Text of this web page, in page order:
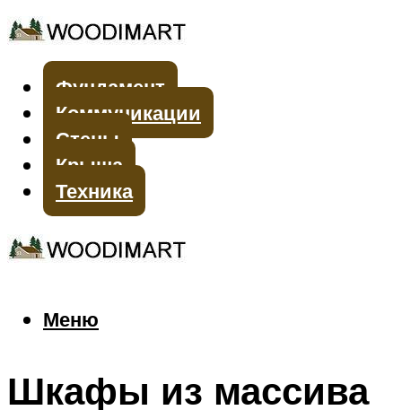
Фундамент
Коммуникации
Стены
Крыша
Техника
Меню
Меню
Шкафы из массива